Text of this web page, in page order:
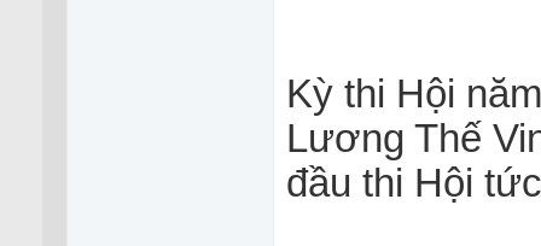
Kỳ thi Hội
Lương Thế
đầu thi Hội